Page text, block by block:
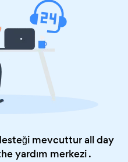
mevcuttur all day
yardım merkezi.